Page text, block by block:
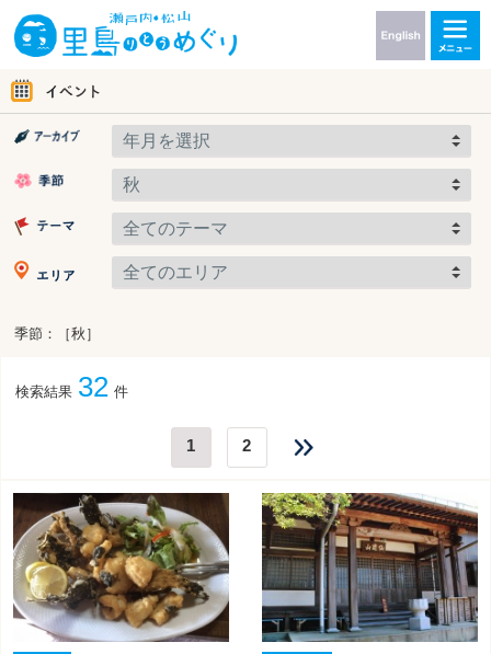
季節：［秋］
検索結果 32 件
1 2